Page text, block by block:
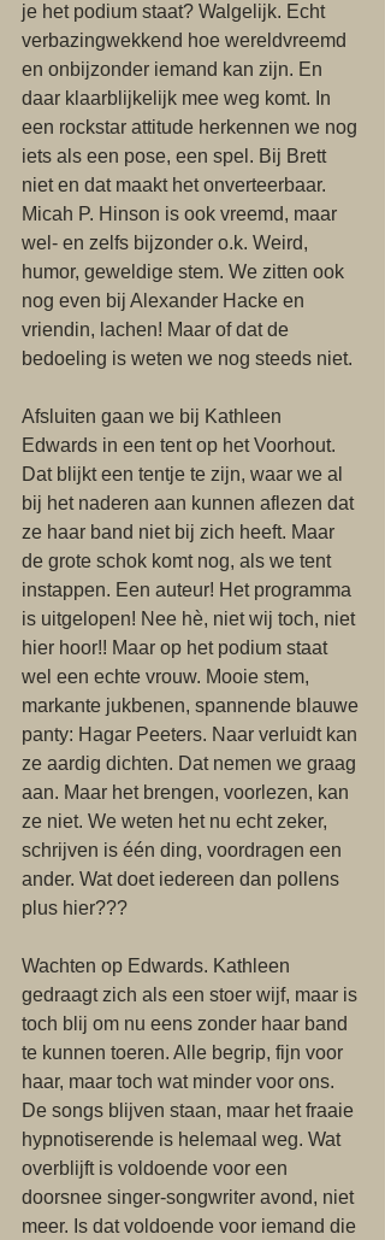
je het podium staat? Walgelijk. Echt
verbazingwekkend hoe wereldvreemd
en onbijzonder iemand kan zijn. En
daar klaarblijkelijk mee weg komt. In
een rockstar attitude herkennen we nog
iets als een pose, een spel. Bij Brett
niet en dat maakt het onverteerbaar.
Micah P. Hinson is ook vreemd, maar
wel- en zelfs bijzonder o.k. Weird,
humor, geweldige stem. We zitten ook
nog even bij Alexander Hacke en
vriendin, lachen! Maar of dat de
bedoeling is weten we nog steeds niet.
Afsluiten gaan we bij Kathleen
Edwards in een tent op het Voorhout.
Dat blijkt een tentje te zijn, waar we al
bij het naderen aan kunnen aflezen dat
ze haar band niet bij zich heeft. Maar
de grote schok komt nog, als we tent
instappen. Een auteur! Het programma
is uitgelopen! Nee hè, niet wij toch, niet
hier hoor!! Maar op het podium staat
wel een echte vrouw. Mooie stem,
markante jukbenen, spannende blauwe
panty: Hagar Peeters. Naar verluidt kan
ze aardig dichten. Dat nemen we graag
aan. Maar het brengen, voorlezen, kan
ze niet. We weten het nu echt zeker,
schrijven is één ding, voordragen een
ander. Wat doet iedereen dan pollens
plus hier???
Wachten op Edwards. Kathleen
gedraagt zich als een stoer wijf, maar is
toch blij om nu eens zonder haar band
te kunnen toeren. Alle begrip, fijn voor
haar, maar toch wat minder voor ons.
De songs blijven staan, maar het fraaie
hypnotiserende is helemaal weg. Wat
overblijft is voldoende voor een
doorsnee singer-songwriter avond, niet
meer. Is dat voldoende voor iemand die